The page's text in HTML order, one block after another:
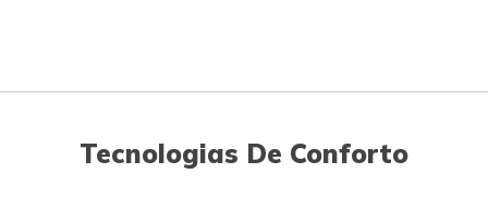
Tecnologias De Conforto